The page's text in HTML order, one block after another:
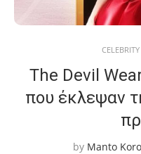
The Devil
που έκλεψαν
by Manto